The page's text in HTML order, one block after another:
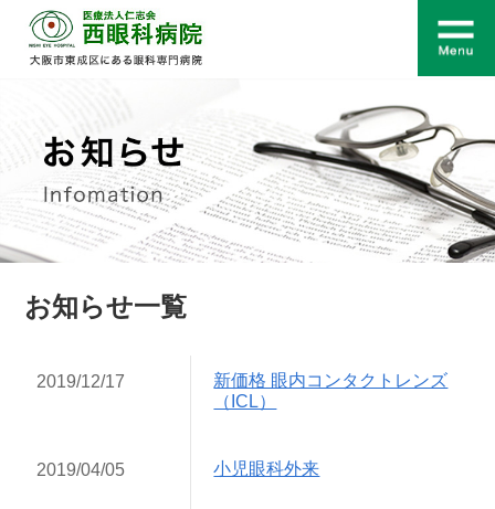
お知らせ一覧
2019/12/17
新価格 眼内コンタクトレンズ
（ICL）
2019/04/05 小児眼科外来